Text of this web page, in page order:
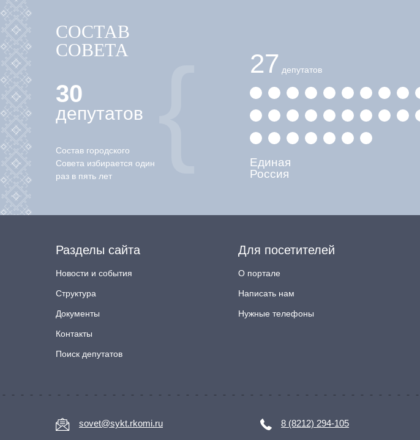
СОСТАВ
СОВЕТА
30
депутатов
Состав городского
Совета избирается один
раз в пять лет
27 депутатов
Единая
Россия
Разделы сайта
Новости и события
Структура
Документы
Контакты
Поиск депутатов
Для посетителей
О портале
Написать нам
Нужные телефоны
sovet@sykt.rkomi.ru 8 (8212) 294-105